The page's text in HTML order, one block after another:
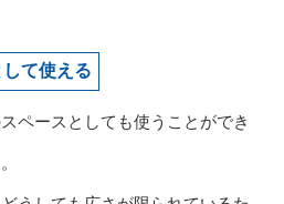
て使える
ペースとしても使うことができ